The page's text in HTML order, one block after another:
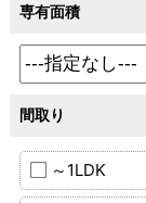
専有面積
間取り
～1LDK